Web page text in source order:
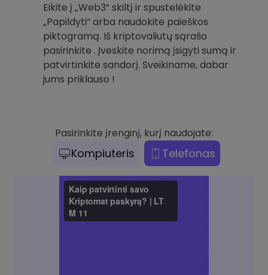
Eikite į „Web3“ skiltį ir spustelėkite
„Papildyti“ arba naudokite paieškos
piktogramą. Iš kriptovaliutų sąrašo
pasirinkite . Įveskite norimą įsigyti sumą ir
patvirtinkite sandorį. Sveikiname, dabar
jums priklauso !
Pasirinkite įrenginį, kurį naudojate:
Kompiuteris Telefonas